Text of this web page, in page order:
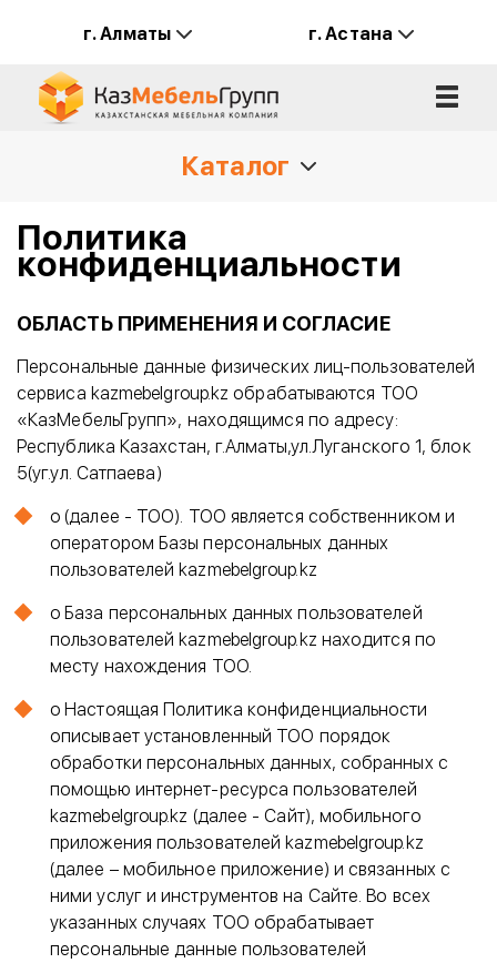
г. Алматы г. Астана
Каталог
Политика
конфиденциальности
ОБЛАСТЬ ПРИМЕНЕНИЯ И СОГЛАСИЕ
Персональные данные физических лиц-пользователей
сервиса kazmebelgroup.kz обрабатываются ТОО
«КазМебельГрупп», находящимся по адресу:
Республика Казахстан, г.Алматы,ул.Луганского 1, блок
5(уг.ул. Сатпаева)
o (далее - ТОО). ТОО является собственником и
оператором Базы персональных данных
пользователей kazmebelgroup.kz
o База персональных данных пользователей
пользователей kazmebelgroup.kz находится по
месту нахождения ТОО.
o Настоящая Политика конфиденциальности
описывает установленный ТОО порядок
обработки персональных данных, собранных с
помощью интернет-ресурса пользователей
kazmebelgroup.kz (далее - Сайт), мобильного
приложения пользователей kazmebelgroup.kz
(далее – мобильное приложение) и связанных с
ними услуг и инструментов на Сайте. Во всех
указанных случаях ТОО обрабатывает
персональные данные пользователей